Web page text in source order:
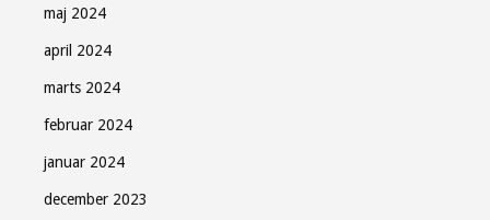
maj 2024
april 2024
marts 2024
februar 2024
januar 2024
december 2023